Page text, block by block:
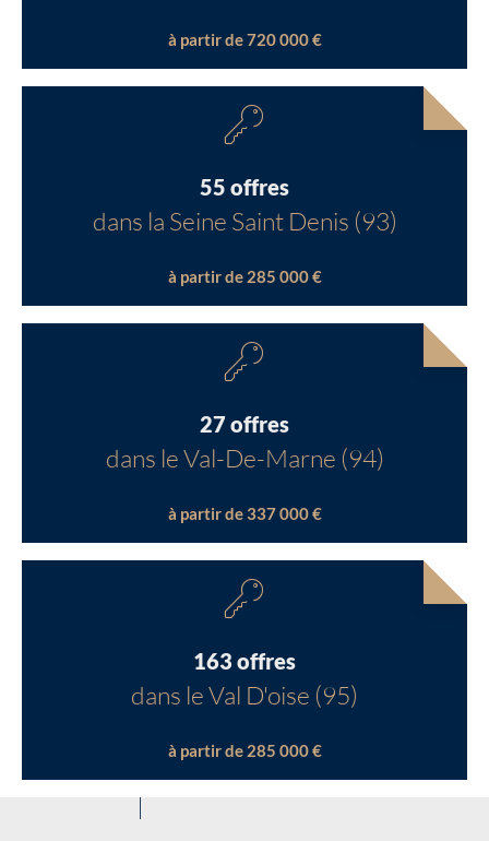
à partir de 720 000 €
55 offres
dans la Seine Saint Denis (93)
à partir de 285 000 €
27 offres
dans le Val-De-Marne (94)
à partir de 337 000 €
163 offres
dans le Val D'oise (95)
à partir de 285 000 €